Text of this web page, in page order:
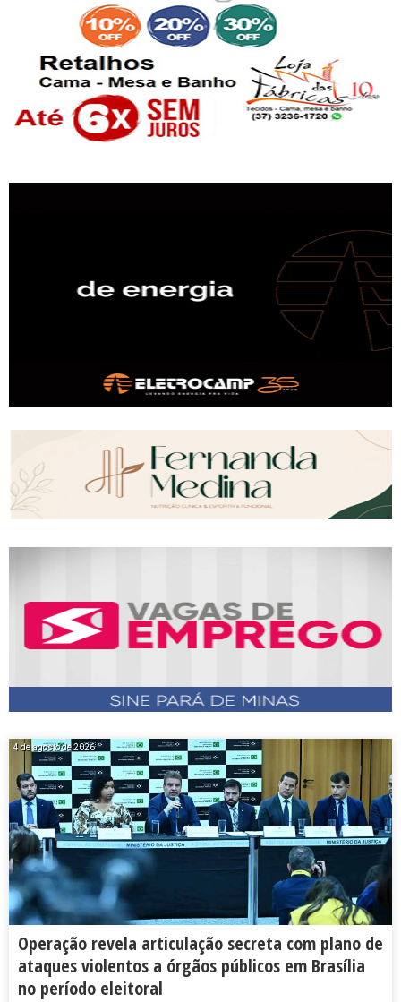
4 de agosto de 2026
Operação revela articulação secreta com plano de
ataques violentos a órgãos públicos em Brasília
no período eleitoral